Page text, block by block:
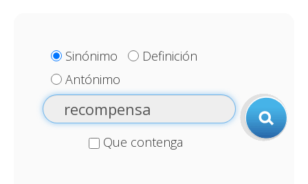
Sinónimo
Definición
Antónimo
Que contenga